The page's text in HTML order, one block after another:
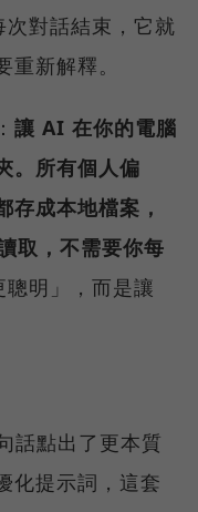
對話結束，它就
新解釋。
讓 AI 在你的電腦
。所有個人偏
存成本地檔案，
取，不需要你每
明」，而是讓
話點出了更本質
化提示詞，這套